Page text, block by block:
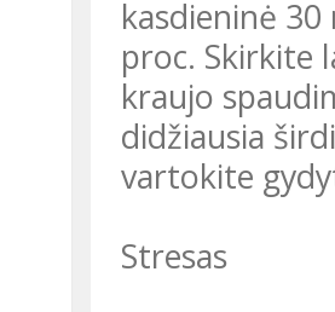
kasdieninė
proc. Skirkite
kraujo
didžiausia
vartokite
Stresas